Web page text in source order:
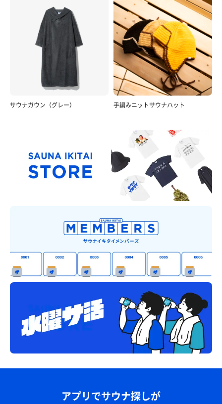
サウナガウン（グレー） 手編みニットサウナハット
アプリでサウナ探しが